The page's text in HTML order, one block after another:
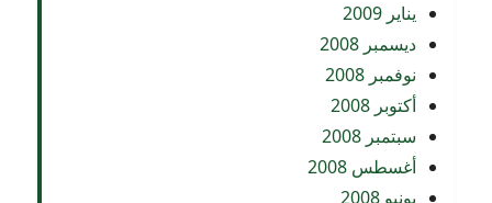
يناير 2009
ديسمبر 2008
نوفمبر 2008
أكتوبر 2008
سبتمبر 2008
أغسطس 2008
يونيو 2008